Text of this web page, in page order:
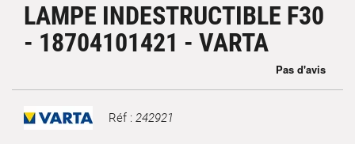
LAMPE INDESTRUCTIBLE F30
- 18704101421 - VARTA
Marque Réf : 242921